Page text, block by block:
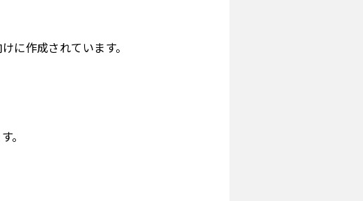
に作成されています。
。